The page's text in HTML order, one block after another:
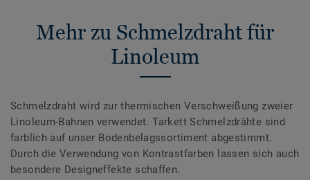
Mehr zu Schmelzdraht für
Linoleum
Schmelzdraht wird zur thermischen Verschweißung zweier
Linoleum-Bahnen verwendet. Tarkett Schmelzdrähte sind
farblich auf unser Bodenbelagssortiment abgestimmt.
Durch die Verwendung von Kontrastfarben lassen sich auch
besondere Designeffekte schaffen.